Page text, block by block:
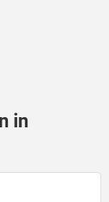
in